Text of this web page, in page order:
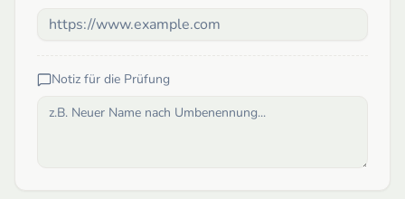
Notiz für die Prüfung